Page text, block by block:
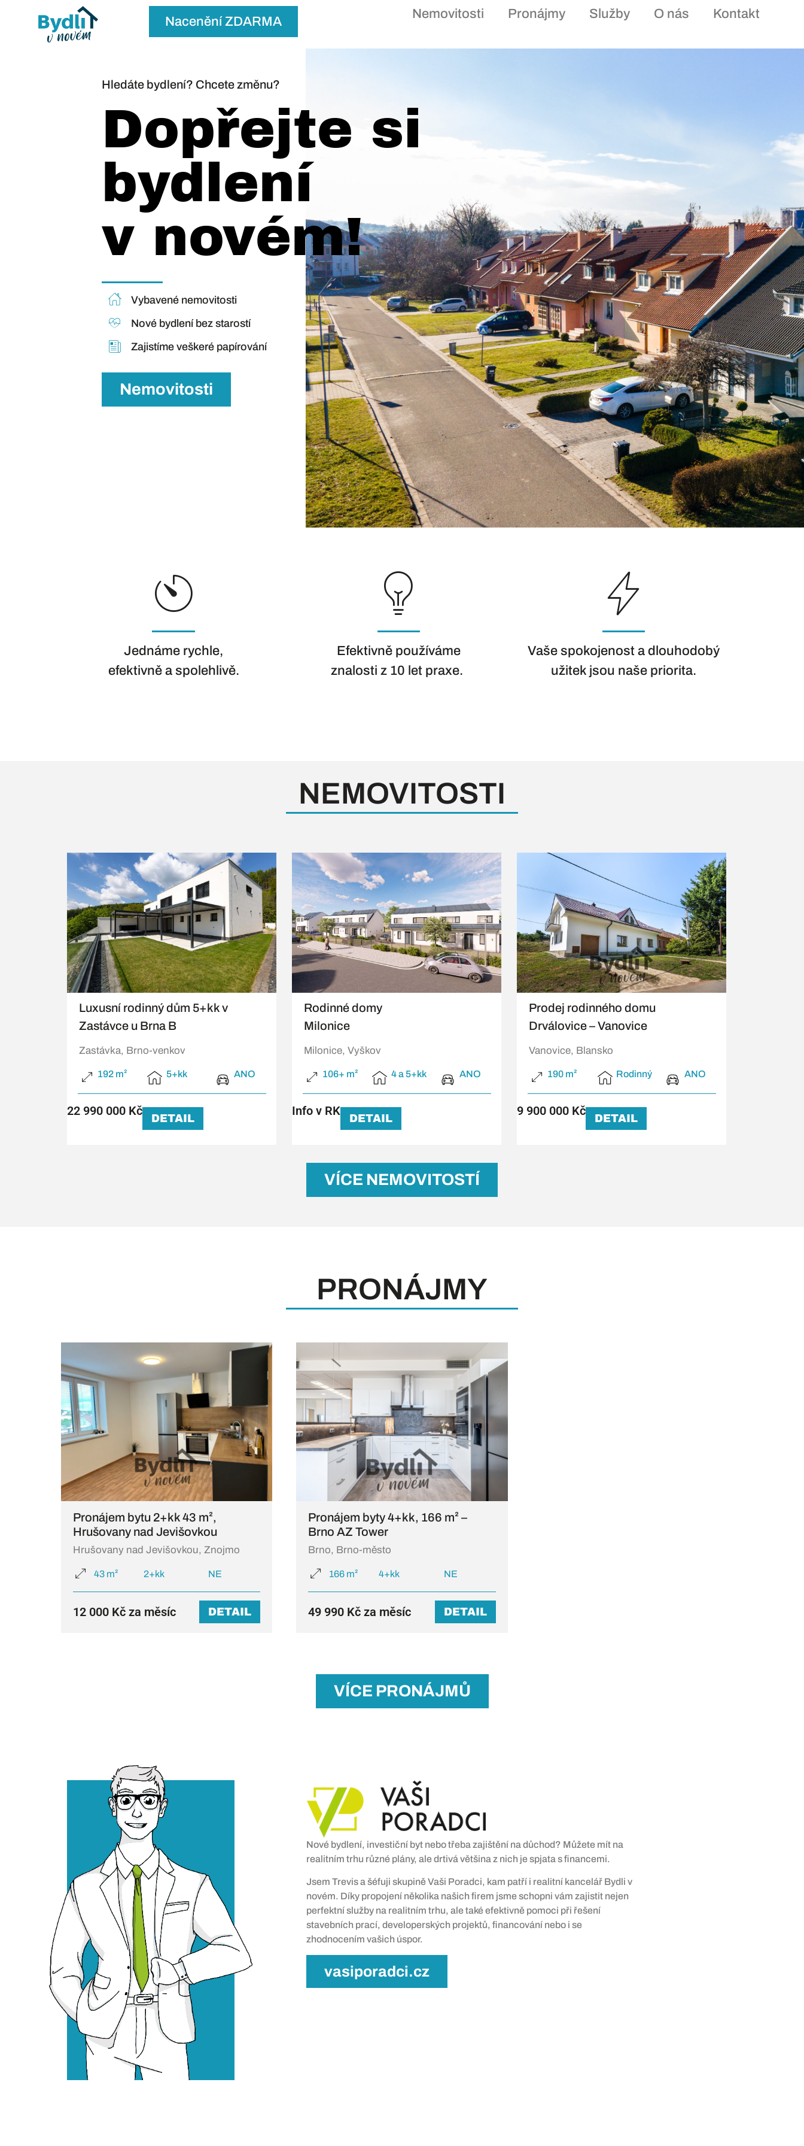
Nacenění ZDARMA
Nemovitosti Pronájmy Služby O nás Kontakt
Hledáte bydlení? Chcete změnu?
Dopřejte si
bydlení
v novém!
Vybavené nemovitosti
Nové bydlení bez starostí
Zajistíme veškeré papírování
Nemovitosti
Jednáme rychle,
efektivně a spolehlivě.
Efektivně používáme
znalosti z 10 let praxe.
Vaše spokojenost a dlouhodobý
užitek jsou naše priorita.
NEMOVITOSTI
Luxusní rodinný dům 5+kk v
Zastávce u Brna B
Zastávka, Brno-venkov
192 m² 5+kk ANO
22 990 000 Kč
DETAIL
Rodinné domy
Milonice
Milonice, Vyškov
106+ m² 4 a 5+kk ANO
Info v RK
DETAIL
Prodej rodinného domu
Drválovice – Vanovice
Vanovice, Blansko
190 m² Rodinný ANO
9 900 000 Kč
DETAIL
VÍCE NEMOVITOSTÍ
PRONÁJMY
Pronájem bytu 2+kk 43 m²,
Hrušovany nad Jevišovkou
Hrušovany nad Jevišovkou, Znojmo
43 m² 2+kk NE
12 000 Kč za měsíc DETAIL
Pronájem byty 4+kk, 166 m² –
Brno AZ Tower
Brno, Brno-město
166 m² 4+kk NE
49 990 Kč za měsíc DETAIL
VÍCE PRONÁJMŮ
Nové bydlení, investiční byt nebo třeba zajištění na důchod? Můžete mít na
realitním trhu různé plány, ale drtivá většina z nich je spjata s financemi.
Jsem Trevis a šéfuji skupině Vaši Poradci, kam patří i realitní kancelář Bydli v
novém. Díky propojení několika našich firem jsme schopni vám zajistit nejen
perfektní služby na realitním trhu, ale také efektivně pomoci při řešení
stavebních prací, developerských projektů, financování nebo i se
zhodnocením vašich úspor.
vasiporadci.cz